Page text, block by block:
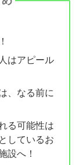
はアピール
、なる前に
る可能性は
しているお
設へ！